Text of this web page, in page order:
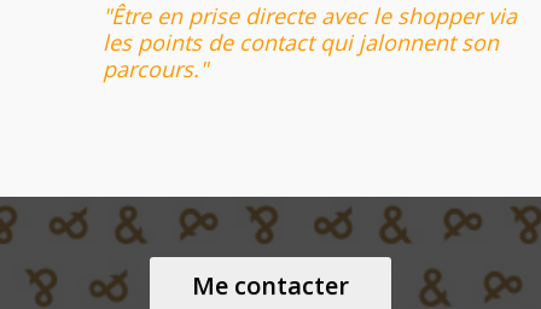
"Être en prise directe avec le shopper via
les points de contact qui jalonnent son
parcours."
Me contacter